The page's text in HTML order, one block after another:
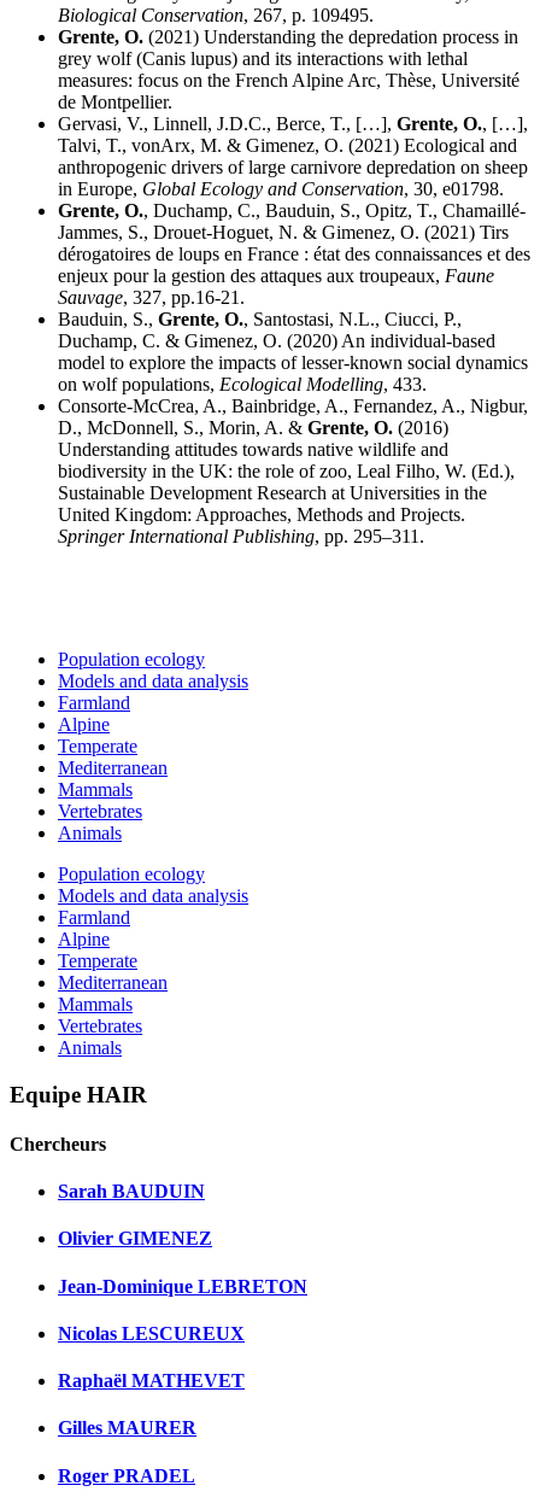
Biological Conservation, 267, p. 109495.
Grente, O. (2021) Understanding the depredation process in
grey wolf (Canis lupus) and its interactions with lethal
measures: focus on the French Alpine Arc, Thèse, Université
de Montpellier.
Gervasi, V., Linnell, J.D.C., Berce, T., […], Grente, O., […],
Talvi, T., vonArx, M. & Gimenez, O. (2021) Ecological and
anthropogenic drivers of large carnivore depredation on sheep
in Europe, Global Ecology and Conservation, 30, e01798.
Grente, O., Duchamp, C., Bauduin, S., Opitz, T., Chamaillé-
Jammes, S., Drouet-Hoguet, N. & Gimenez, O. (2021) Tirs
dérogatoires de loups en France : état des connaissances et des
enjeux pour la gestion des attaques aux troupeaux, Faune
Sauvage, 327, pp.16-21.
Bauduin, S., Grente, O., Santostasi, N.L., Ciucci, P.,
Duchamp, C. & Gimenez, O. (2020) An individual-based
model to explore the impacts of lesser-known social dynamics
on wolf populations, Ecological Modelling, 433.
Consorte-McCrea, A., Bainbridge, A., Fernandez, A., Nigbur,
D., McDonnell, S., Morin, A. & Grente, O. (2016)
Understanding attitudes towards native wildlife and
biodiversity in the UK: the role of zoo, Leal Filho, W. (Ed.),
Sustainable Development Research at Universities in the
United Kingdom: Approaches, Methods and Projects.
Springer International Publishing, pp. 295–311.
Population ecology
Models and data analysis
Farmland
Alpine
Temperate
Mediterranean
Mammals
Vertebrates
Animals
Population ecology
Models and data analysis
Farmland
Alpine
Temperate
Mediterranean
Mammals
Vertebrates
Animals
Equipe HAIR
Chercheurs
Sarah BAUDUIN
Olivier GIMENEZ
Jean-Dominique LEBRETON
Nicolas LESCUREUX
Raphaël MATHEVET
Gilles MAURER
Roger PRADEL